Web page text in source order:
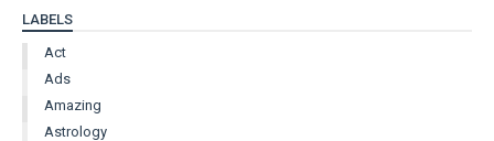
LABELS
Act
Ads
Amazing
Astrology